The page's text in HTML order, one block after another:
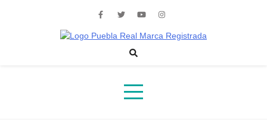
Noticias de actualidad de Puebla, México y el mundo